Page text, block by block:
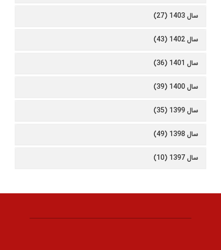
سال 1403 (27)
سال 1402 (43)
سال 1401 (36)
سال 1400 (39)
سال 1399 (35)
سال 1398 (49)
سال 1397 (10)